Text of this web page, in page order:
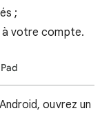
;
votre compte.
ouvrez un